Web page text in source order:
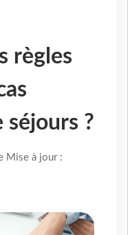
règles
séjours ?
Mise à jour :